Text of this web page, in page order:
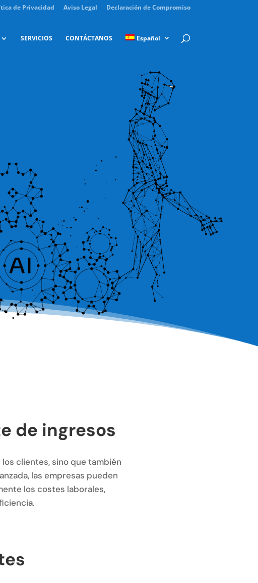
de Privacidad Aviso Legal Declaración de Compromiso
SERVICIOS CONTÁCTANOS Español
de ingresos
clientes, sino que también
las empresas pueden
los costes laborales,